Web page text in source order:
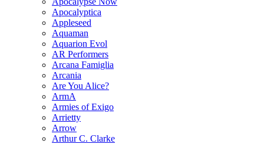
Apocalyptica
Appleseed
Aquaman
Aquarion Evol
AR Performers
Arcana Famiglia
Arcania
Are You Alice?
ArmA
Armies of Exigo
Arrietty
Arrow
Arthur C. Clarke